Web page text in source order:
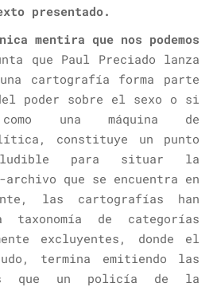
presentado.
mentira que nos podemos
que Paul Preciado lanza
cartografía forma parte
poder sobre el sexo o si
una máquina de
constituye un punto
para situar la
que se encuentra en
las cartografías han
taxonomía de categorías
excluyentes, donde el
termina emitiendo las
que un policía de la